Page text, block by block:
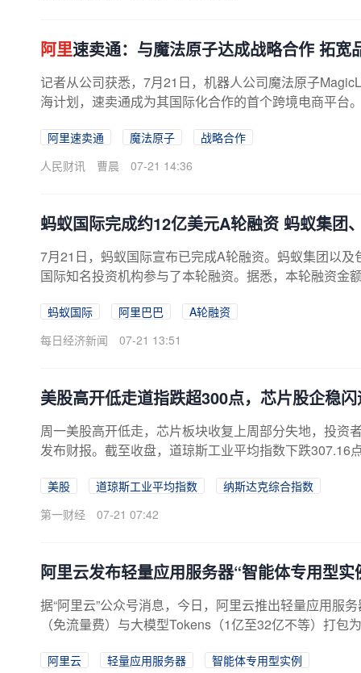
阿里速卖通：与魔法原子达成战略合作 拓宽
记者从公司获悉，7月21日，机器人公司魔法原子
海计划，速卖通成为其国际化合作的首个跨境电商平台
阿里速卖通 魔法原子
战略合作
人民财讯
曹晨 07-21 14:36
蚂蚁国际完成约12亿美元A轮融资 蚂蚁集团
7月21日，蚂蚁国际宣布已完成A轮融资。蚂蚁集团以
国际知名投资机构参与了本轮融资。据悉，本轮融资金
蚂蚁国际 阿里巴巴
A轮融资
每日经济新闻
07-21 13:51
美股高开低走道指跌超300点，芯片股企稳
周一美股高开低走，芯片板块收复上周部分失地，投资
发布财报。截至收盘，道琼斯工业平均指数下跌307.16
美股 道琼斯工业平均指数
纳斯达克综合指数
第一财经
07-21 07:42
阿里云发布轻量应用服务器“智能体专用型实
据“阿里云”公众号消息，今日，阿里云推出轻量应用服
（免流量费）与大模型Tokens（1亿至32亿不等）打包
阿里云 轻量应用服务器
智能体专用型实例